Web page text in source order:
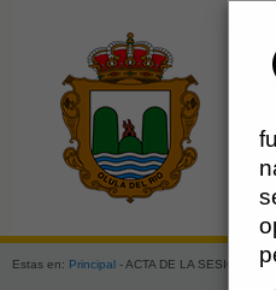
Estas en: Principal - ACTA DE LA SESIÓN